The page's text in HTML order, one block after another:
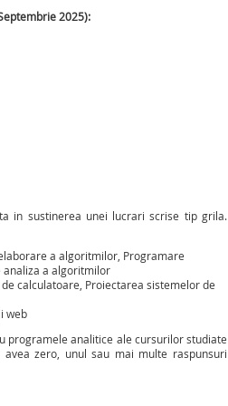
2025):
in sustinerea unei lucrari scrise tip grila.
a algoritmilor, Programare
analiza a algoritmilor
calculatoare, Proiectarea sistemelor de
web
programele analitice ale cursurilor studiate
zero, unul sau mai multe raspunsuri